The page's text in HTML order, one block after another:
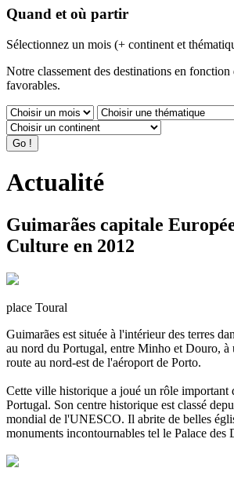
Quand et où partir
Sélectionnez un mois (+ continent et
Notre classement des destinations en fonction
favorables.
Actualité
Guimarães capitale
Culture en 2012
place Toural
Guimarães est située à l'intérieur des terres
au nord du Portugal, entre Minho et Douro, à
route au nord-est de l'aéroport de Porto.
Cette ville historique a joué un rôle important
Portugal. Son centre historique est classé
mondial de l'UNESCO. Il abrite de belles
monuments incontournables tel le Palace des